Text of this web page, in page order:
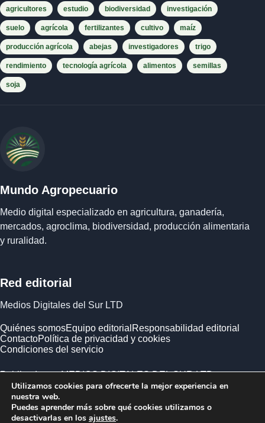
agricultores estudio biodiversidad investigación
suelo agrícola fertilizantes cultivo maíz
producción agrícola abejas investigadores trigo
rendimiento tecnología agrícola alimentos semillas
soja
Mundo Agropecuario
Medio digital especializado en agricultura, ganadería,
mercados, agroclima, biodiversidad, producción alimentaria
y ruralidad.
Red editorial
Medios Digitales del Sur LTD
Quiénes somosEquipo editorial Responsabilidad editorial
ContactoPolítica de privacidad y cookies
Condiciones del servicio
Publicado por MEDIOS DIGITALES DEL SUR LTD ·
Empresa registrada en Inglaterra y Gales.
Utilizamos cookies para ofrecerte la mejor experiencia en
nuestra web.
Puedes aprender más sobre qué cookies utilizamos o
desactivarlas en los ajustes.